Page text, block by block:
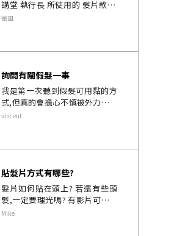
講堂 執行長 所使用的 髮片款 謝
謝^^..
微風
詢問有關假髮一事
我是第一次聽到假髮可用黏的方
式,但真的會擔心不慎被外力溝道
而導致尷尬局面,我的小舅子是用
膠毀否影響頭皮?費用為何?謝謝...
vincent
貼髮片方式有哪些?
髮片如何貼在頭上? 若還有些頭
髮,一定要理光嗎? 有影片可以看
嗎' 謝謝..
Mike